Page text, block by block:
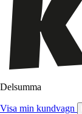
Delsumma
Visa min kundvagn